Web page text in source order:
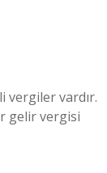
vergiler vardır.
gelir vergisi